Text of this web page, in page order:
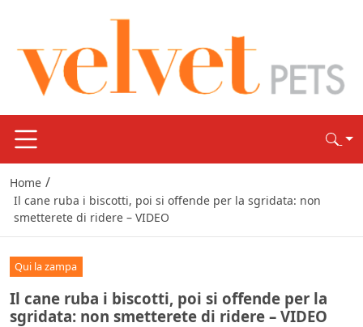
Home /
Il cane ruba i biscotti, poi si offende per la sgridata: non
smetterete di ridere – VIDEO
Qui la zampa
Il cane ruba i biscotti, poi si offende per la
sgridata: non smetterete di ridere – VIDEO